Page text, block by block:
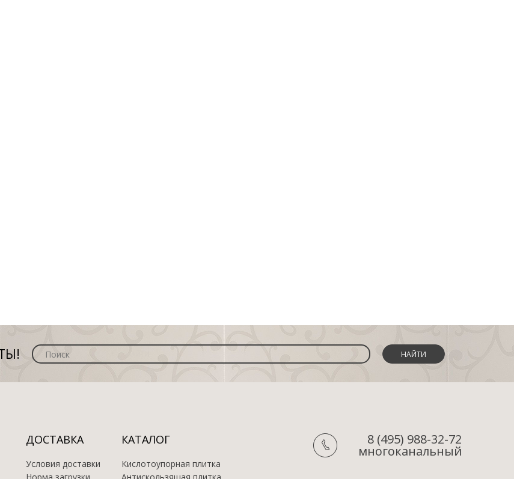
НАЙТИ
ДОСТАВКА
Условия доставки
КАТАЛОГ
Кислотоупорная плитка
8 (495) 988-32-72
многоканальный